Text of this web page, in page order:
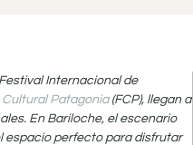
Internacional de
Patagonia(FCP), llegan a
En Bariloche, el escenario
espacio perfecto para disfrutar